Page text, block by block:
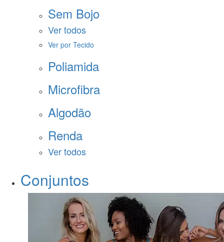
Sem Bojo
Ver todos
Ver por Tecido
Poliamida
Microfibra
Algodão
Renda
Ver todos
Conjuntos